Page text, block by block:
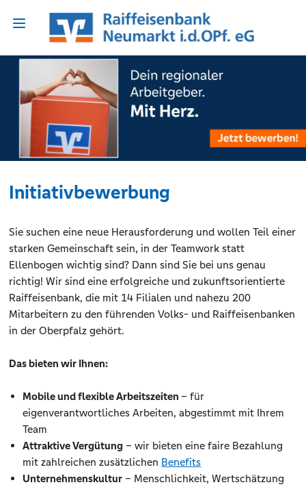
Initiativbewerbung
Sie suchen eine neue Herausforderung und wollen Teil einer
starken Gemeinschaft sein, in der Teamwork statt
Ellenbogen wichtig sind? Dann sind Sie bei uns genau
richtig! Wir sind eine erfolgreiche und zukunftsorientierte
Raiffeisenbank, die mit 14 Filialen und nahezu 200
Mitarbeitern zu den führenden Volks- und Raiffeisenbanken
in der Oberpfalz gehört.
Das bieten wir Ihnen:
Mobile und flexible Arbeitszeiten– für
eigenverantwortliches Arbeiten, abgestimmt mit Ihrem
Team
Attraktive Vergütung – wir bieten eine faire Bezahlung
mit zahlreichen zusätzlichen Benefits
Unternehmenskultur – Menschlichkeit, Wertschätzung